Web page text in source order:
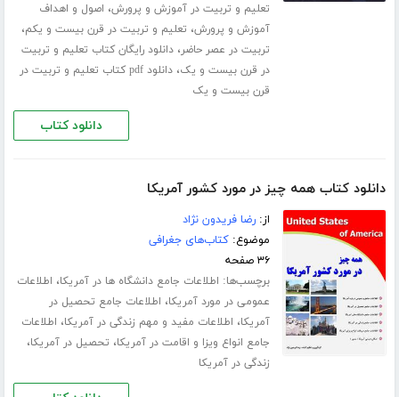
تعلیم و تربیت در آموزش و پرورش، اصول و اهداف
آموزش و پرورش، تعلیم و تربیت در قرن بیست و یکم،
تربیت در عصر حاضر،دانلود رایگان کتاب تعلیم و تربیت
در قرن بیست و یک،
دانلود pdf کتاب تعلیم و تربیت در
قرن بیست و یک
دانلود کتاب
دانلود کتاب همه چیز در مورد کشور آمریکا
از:رضا فریدون نژاد
موضوع:کتاب‌های جغرافی
۳۶ صفحه
برچسب‌ها: اطلاعات جامع دانشگاه ها در آمریکا، اطلاعات
عمومی در مورد آمریکا، اطلاعات جامع تحصیل در
آمریکا، اطلاعات مفید و مهم زندگی در آمریکا، اطلاعات
جامع انواع ویزا و اقامت در آمریکا، تحصیل در آمریکا،
زندگی در آمریکا